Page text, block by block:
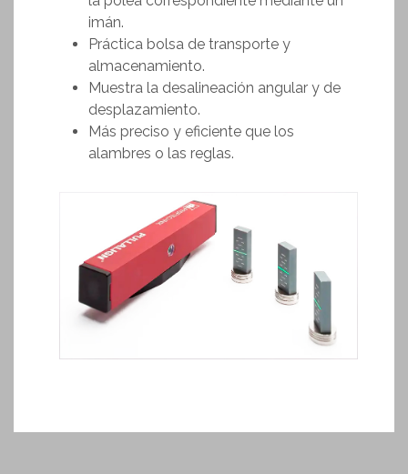
imán.
Práctica bolsa de transporte y
almacenamiento.
Muestra la desalineación angular y de
desplazamiento.
Más preciso y eficiente que los
alambres o las reglas.